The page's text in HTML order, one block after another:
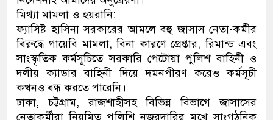
মিথ্যা মামলা ও হয়রানি:
ফ্যাসিষ্ট হাসিনা সরকারের আমলে বহু জাসাস নেতা-কর্মীর
বিরুদ্ধে গায়েবি মামলা, বিনা কারণে গ্রেপ্তার, রিমান্ড এবং
সাংস্কৃতিক কর্মসূচিতে সরকারি পেটোয়া পুলিশ বাহিনী ও
দলীয় ক্যাডার বাহিনী দিয়ে দমনপীরণ করেও কর্মসূচী
কখনও বন্ধ করতে পারেনি।
ঢাকা, চট্টগ্রাম, রাজশাহীসহ বিভিন্ন বিভাগে জাসাসের
নেতাকর্মীরা নিয়মিত পুলিশি নজরদারির মুখে সাংগঠনিক